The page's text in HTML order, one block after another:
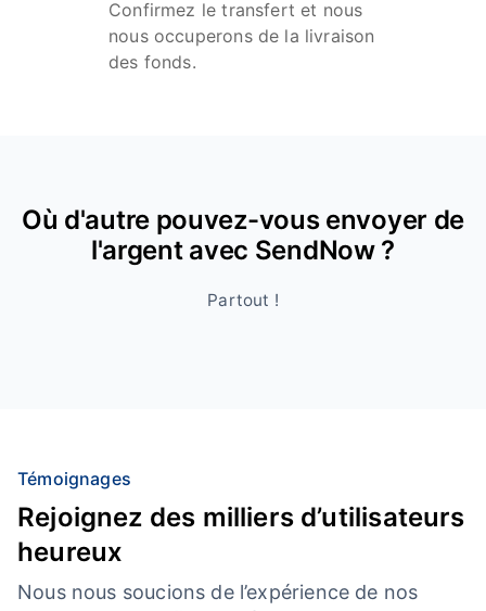
Confirmez le transfert et nous
nous occuperons de la livraison
des fonds.
Où d'autre pouvez-vous envoyer de
l'argent avec SendNow ?
Partout !
Témoignages
Rejoignez des milliers d’utilisateurs
heureux
Nous nous soucions de l’expérience de nos